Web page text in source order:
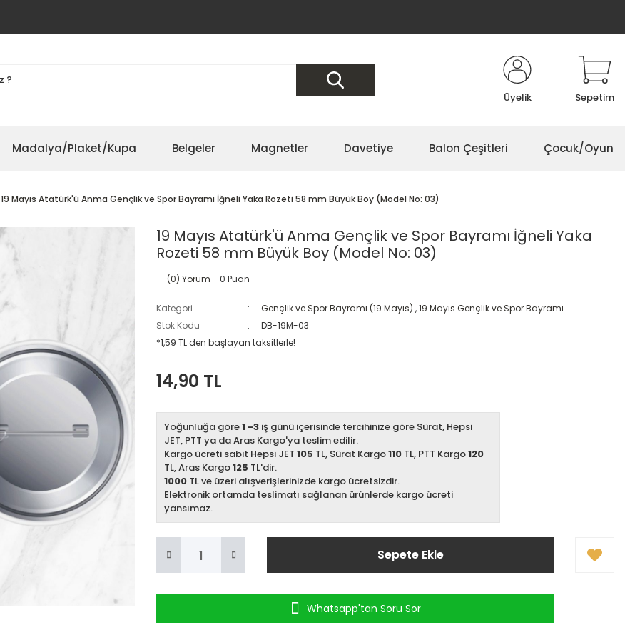
Üyelik Sepetim
Madalya/Plaket/Kupa Belgeler Magnetler Davetiye Balon Çeşitleri Çocuk/Oyun
19 Mayıs Atatürk'ü Anma Gençlik ve Spor Bayramı İğneli Yaka Rozeti 58 mm Büyük Boy (Model No: 03)
19 Mayıs Atatürk'ü Anma Gençlik ve Spor Bayramı İğneli Yaka
Rozeti 58 mm Büyük Boy (Model No: 03)
(0) Yorum - 0 Puan
Kategori Gençlik ve Spor Bayramı (19 Mayıs) ,19 Mayıs Gençlik ve Spor Bayramı
Stok Kodu
DB-19M-03
*1,59 TL den başlayan taksitlerle!
14,90 TL
Yoğunluğa göre1 -3 iş günü içerisinde tercihinize göre Sürat, Hepsi
JET, PTT ya da Aras Kargo'ya teslim edilir.
Kargo ücreti sabit Hepsi JET 105 TL, Sürat Kargo110 TL, PTT Kargo120
TL, Aras Kargo125 TL'dir.
1000 TL ve üzeri alışverişlerinizde kargo ücretsizdir.
Elektronik ortamda teslimatı sağlanan ürünlerde kargo ücreti
yansımaz.
Sepete Ekle
Whatsapp'tan Soru Sor